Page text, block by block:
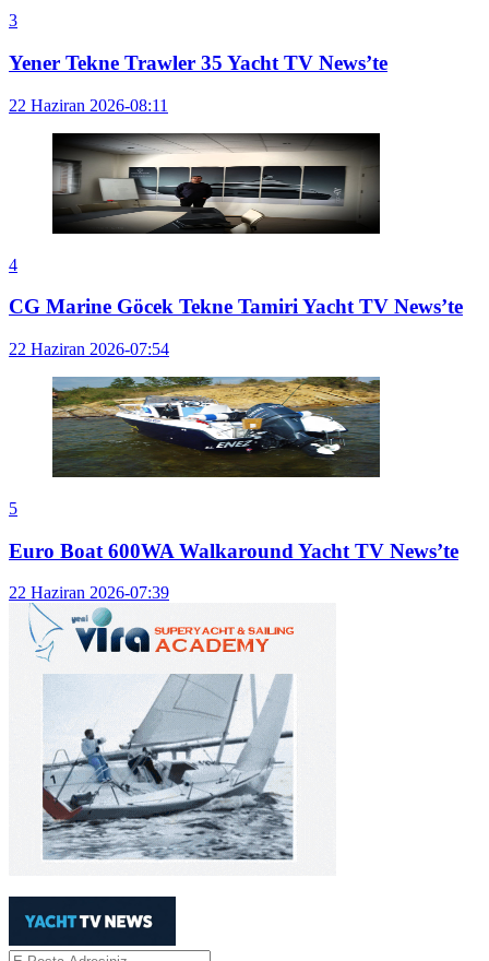
3
Yener Tekne Trawler 35 Yacht TV News’te
22 Haziran 2026-08:11
4
CG Marine Göcek Tekne Tamiri Yacht TV News’te
22 Haziran 2026-07:54
5
Euro Boat 600WA Walkaround Yacht TV News’te
22 Haziran 2026-07:39